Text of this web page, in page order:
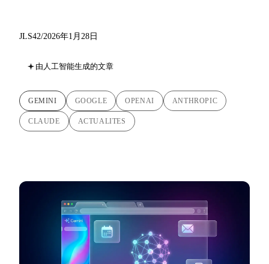
JLS42/2026年1月28日
由人工智能生成的文章
GEMINI GOOGLE OPENAI ANTHROPIC
CLAUDE ACTUALITES